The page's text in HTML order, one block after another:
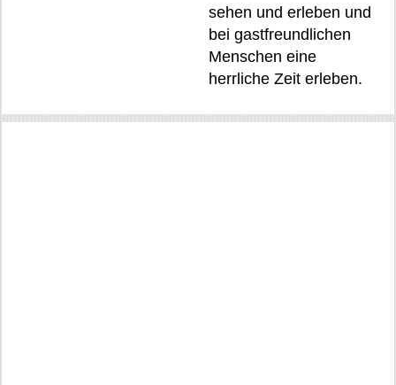
sehen und erleben und
bei gastfreundlichen
Menschen eine
herrliche Zeit erleben.